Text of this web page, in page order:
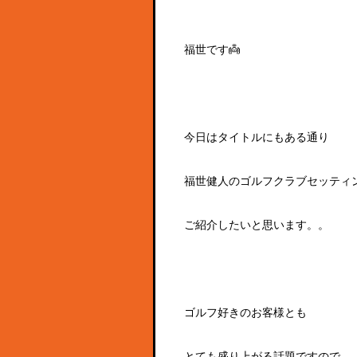
福世です👼
今日はタイトルにもある通り
福世健人のゴルフクラブセッティ
ご紹介したいと思います。。
ゴルフ好きのお客様とも